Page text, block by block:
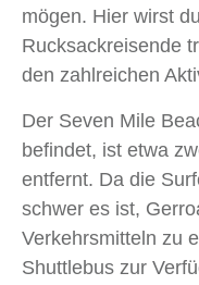
mögen. Hier wirst
Rucksackreisende
den zahlreichen
Der Seven Mile
befindet, ist etwa
entfernt. Da die
schwer es ist,
Verkehrsmitteln zu
Shuttlebus zur